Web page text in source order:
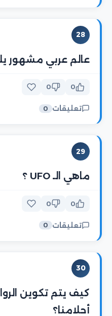
28
عالم عربي مشهور
0
0
تعليقات 0
29
ماهي الـ UFO ؟
0
0
تعليقات 0
30
كيف يتم تكوين
أحلامنا؟